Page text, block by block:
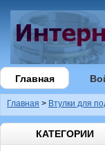
Главная
Главная > Втулки для
КАТЕГОРИИ